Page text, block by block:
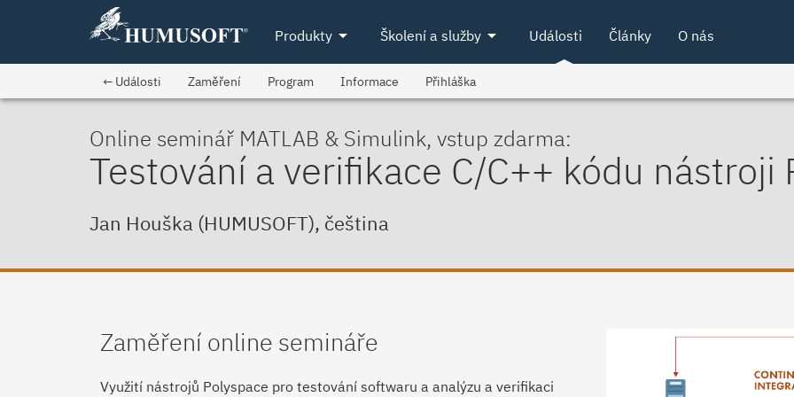
Produktyarrow_drop_down Školení a službyarrow_drop_down Události Články O nás
← Události Zaměření Program Informace Přihláška
Online seminář MATLAB & Simulink, vstup zdarma:
Testování a verifikace C/C++ kódu nástroji
Jan Houška (HUMUSOFT), čeština
Zaměření online semináře
Využití nástrojů Polyspace pro testování softwaru a analýzu a verifikaci